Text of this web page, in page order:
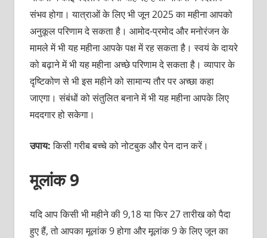
संभव होगा। यात्राओं के लिए भी जून 2025 का महीना आपको
अनुकूल परिणाम दे सकता है। आमोद-प्रमोद और मनोरंजन के
मामले में भी यह महीना आपके पक्ष में रह सकता है। स्वयं के दायरे
को बढ़ाने में भी यह महीना अच्छे परिणाम दे सकता है। व्यापार के
दृष्टिकोण से भी इस महीने को सामान्य तौर पर अच्छा कहा
जाएगा। संबंधों को संतुलित बनाने में भी यह महीना आपके लिए
मददगार हो सकेगा।
उपाय:किसी गरीब बच्चे को नोटबुक और पेन दान करें।
मूलांक 9
यदि आप किसी भी महीने की 9,18 या फिर 27 तारीख को पैदा
हुए हैं, तो आपका मूलांक 9 होगा और मूलांक 9 के लिए जून का